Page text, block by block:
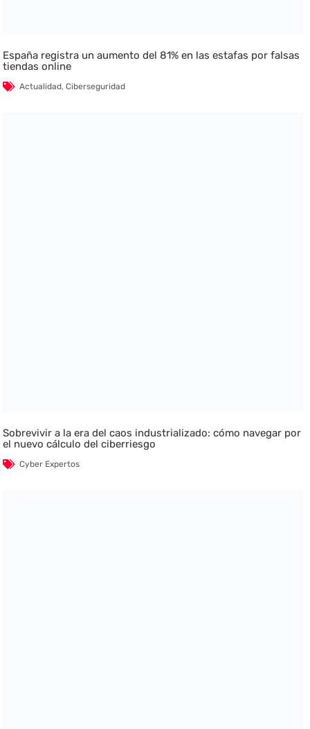
España registra un aumento del 81% en las estafas por falsas
tiendas online
Actualidad,Ciberseguridad
Sobrevivir a la era del caos industrializado: cómo navegar por
el nuevo cálculo del ciberriesgo
Cyber Expertos